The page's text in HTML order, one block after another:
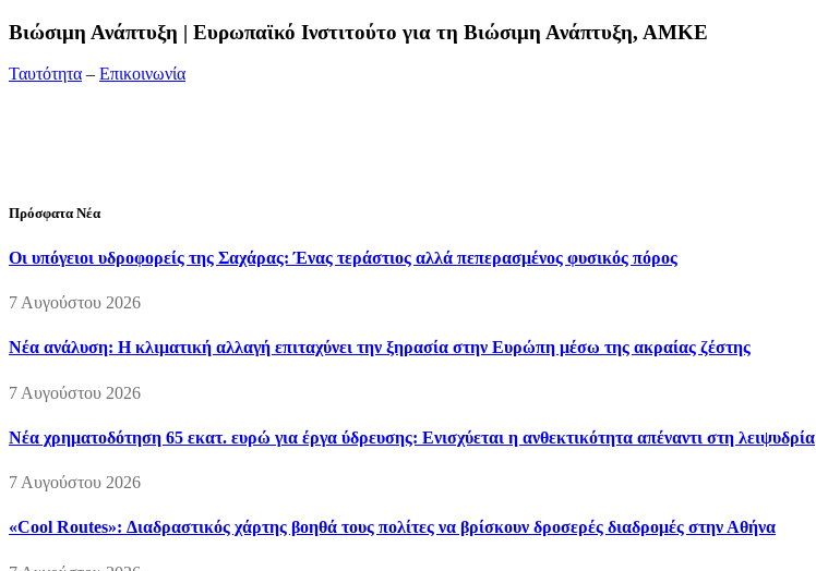
Bιώσιμη Ανάπτυξη | Ευρωπαϊκό Ινστιτούτο για τη Βιώσιμη Ανάπτυξη, ΑΜΚΕ
Ταυτότητα – Επικοινωνία
Πρόσφατα Νέα
Οι υπόγειοι υδροφορείς της Σαχάρας: Ένας τεράστιος αλλά πεπερασμένος φυσικός πόρος
7 Αυγούστου 2026
Νέα ανάλυση: Η κλιματική αλλαγή επιταχύνει την ξηρασία στην Ευρώπη μέσω της ακραίας ζέστης
7 Αυγούστου 2026
Νέα χρηματοδότηση 65 εκατ. ευρώ για έργα ύδρευσης: Ενισχύεται η ανθεκτικότητα απέναντι στη λειψυδρία
7 Αυγούστου 2026
«Cool Routes»: Διαδραστικός χάρτης βοηθά τους πολίτες να βρίσκουν δροσερές διαδρομές στην Αθήνα